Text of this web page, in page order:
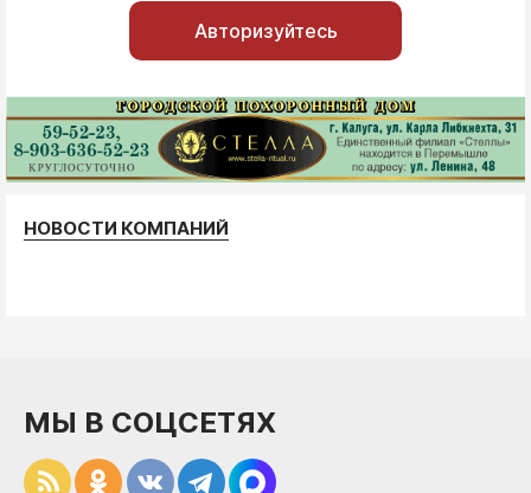
Авторизуйтесь
НОВОСТИ КОМПАНИЙ
МЫ В СОЦСЕТЯХ